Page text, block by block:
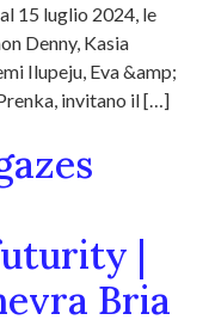
15 luglio 2024, le
Denny, Kasia
Ilupeju, Eva &amp;
invitano il […]
|
Bria